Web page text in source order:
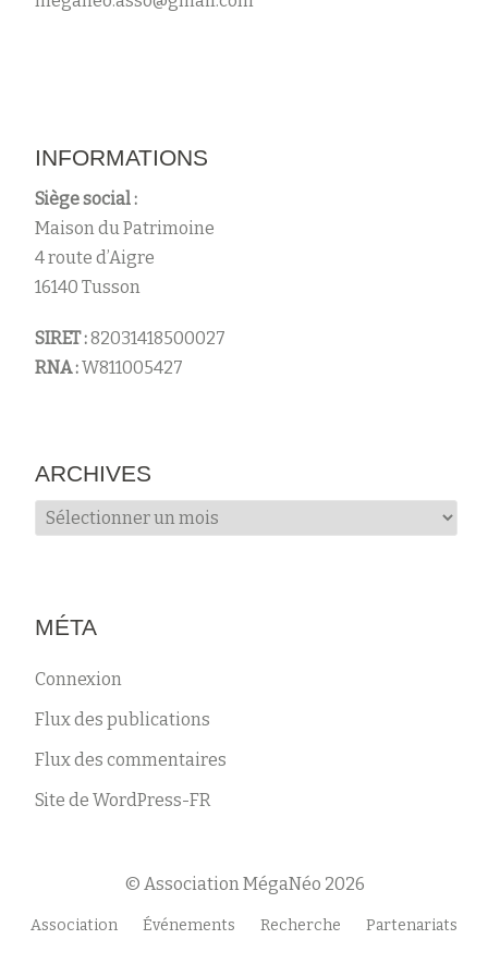
INFORMATIONS
Siège social :
Maison du Patrimoine
4 route d’Aigre
16140 Tusson
SIRET :82031418500027
RNA :W811005427
ARCHIVES
Archives
MÉTA
Connexion
Flux des publications
Flux des commentaires
Site de WordPress-FR
© Association MégaNéo 2026
Menu
Association Événements Recherche Partenariats